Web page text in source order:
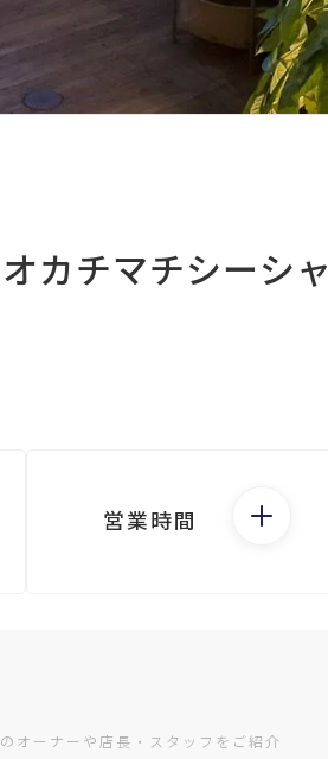
カチマチシーシャ
営業時間
24:00
オーナーや店長・スタッフをご紹介